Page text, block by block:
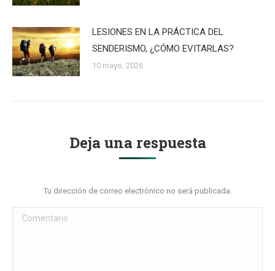
LESIONES EN LA PRÁCTICA DEL
SENDERISMO, ¿CÓMO EVITARLAS?
10 mayo, 2026
Deja una respuesta
Tu dirección de correo electrónico no será publicada.
Comentario